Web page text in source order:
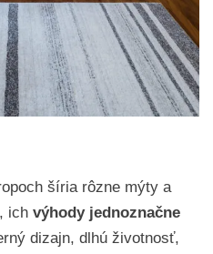
šíria rôzne mýty a
ich výhody jednoznačne
dizajn, dlhú životnosť,